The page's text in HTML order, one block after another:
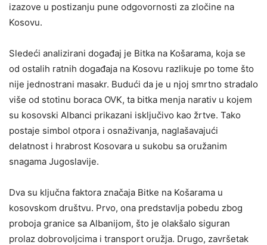
izazove u postizanju pune odgovornosti za zločine na
Kosovu.
Sledeći analizirani događaj je Bitka na Košarama, koja se
od ostalih ratnih događaja na Kosovu razlikuje po tome što
nije jednostrani masakr. Budući da je u njoj smrtno stradalo
više od stotinu boraca OVK, ta bitka menja narativ u kojem
su kosovski Albanci prikazani isključivo kao žrtve. Tako
postaje simbol otpora i osnaživanja, naglašavajući
delatnost i hrabrost Kosovara u sukobu sa oružanim
snagama Jugoslavije.
Dva su ključna faktora značaja Bitke na Košarama u
kosovskom društvu. Prvo, ona predstavlja pobedu zbog
proboja granice sa Albanijom, što je olakšalo siguran
prolaz dobrovoljcima i transport oružja. Drugo, završetak